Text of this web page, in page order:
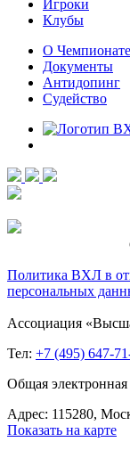
Игроки
Клубы
О Чемпионате
Документы
Антидопинг
Судейство
Политика ВХЛ в
персональных
Ассоциация
Тел: +7 (495) 647-
Общая электронная
Адрес: 115280,
Показать на карте